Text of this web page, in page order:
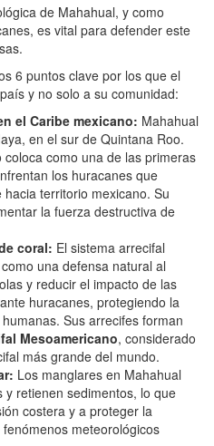
de Mahahual, y como
es vital para defender este
6 puntos clave por los que el
y no solo a su comunidad:
el Caribe mexicano: Mahahual
en el sur de Quintana Roo.
como una de las primeras
los huracanes que
territorio mexicano. Su
la fuerza destructiva de
coral: El sistema arrecifal
una defensa natural al
y reducir el impacto de las
huracanes, protegiendo la
Sus arrecifes forman
Mesoamericano, considerado
más grande del mundo.
Los manglares en Mahahual
retienen sedimentos, lo que
costera y a proteger la
meteorológicos